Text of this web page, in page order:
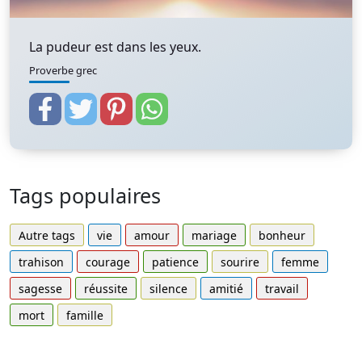
La pudeur est dans les yeux.
Proverbe grec
Tags populaires
Autre tags vie amour mariage
bonheur
trahison
courage patience sourire
femme
sagesse
réussite silence amitié
travail
mort
famille